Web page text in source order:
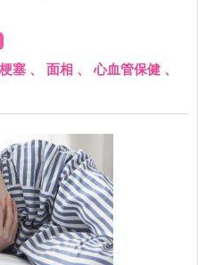
塞 、 面相 、心血管保健 、